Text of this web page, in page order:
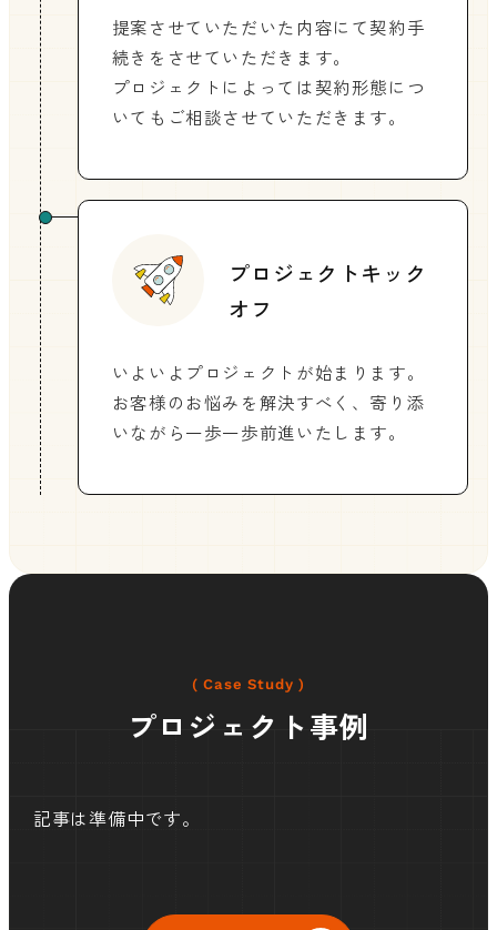
提案させていただいた内容にて契約手
続きをさせていただきます。
プロジェクトによっては契約形態につ
いてもご相談させていただきます。
プロジェクトキック
オフ
いよいよプロジェクトが始まります。
お客様のお悩みを解決すべく、寄り添
いながら一歩一歩前進いたします。
( Case Study )
プロジェクト事例
記事は準備中です。